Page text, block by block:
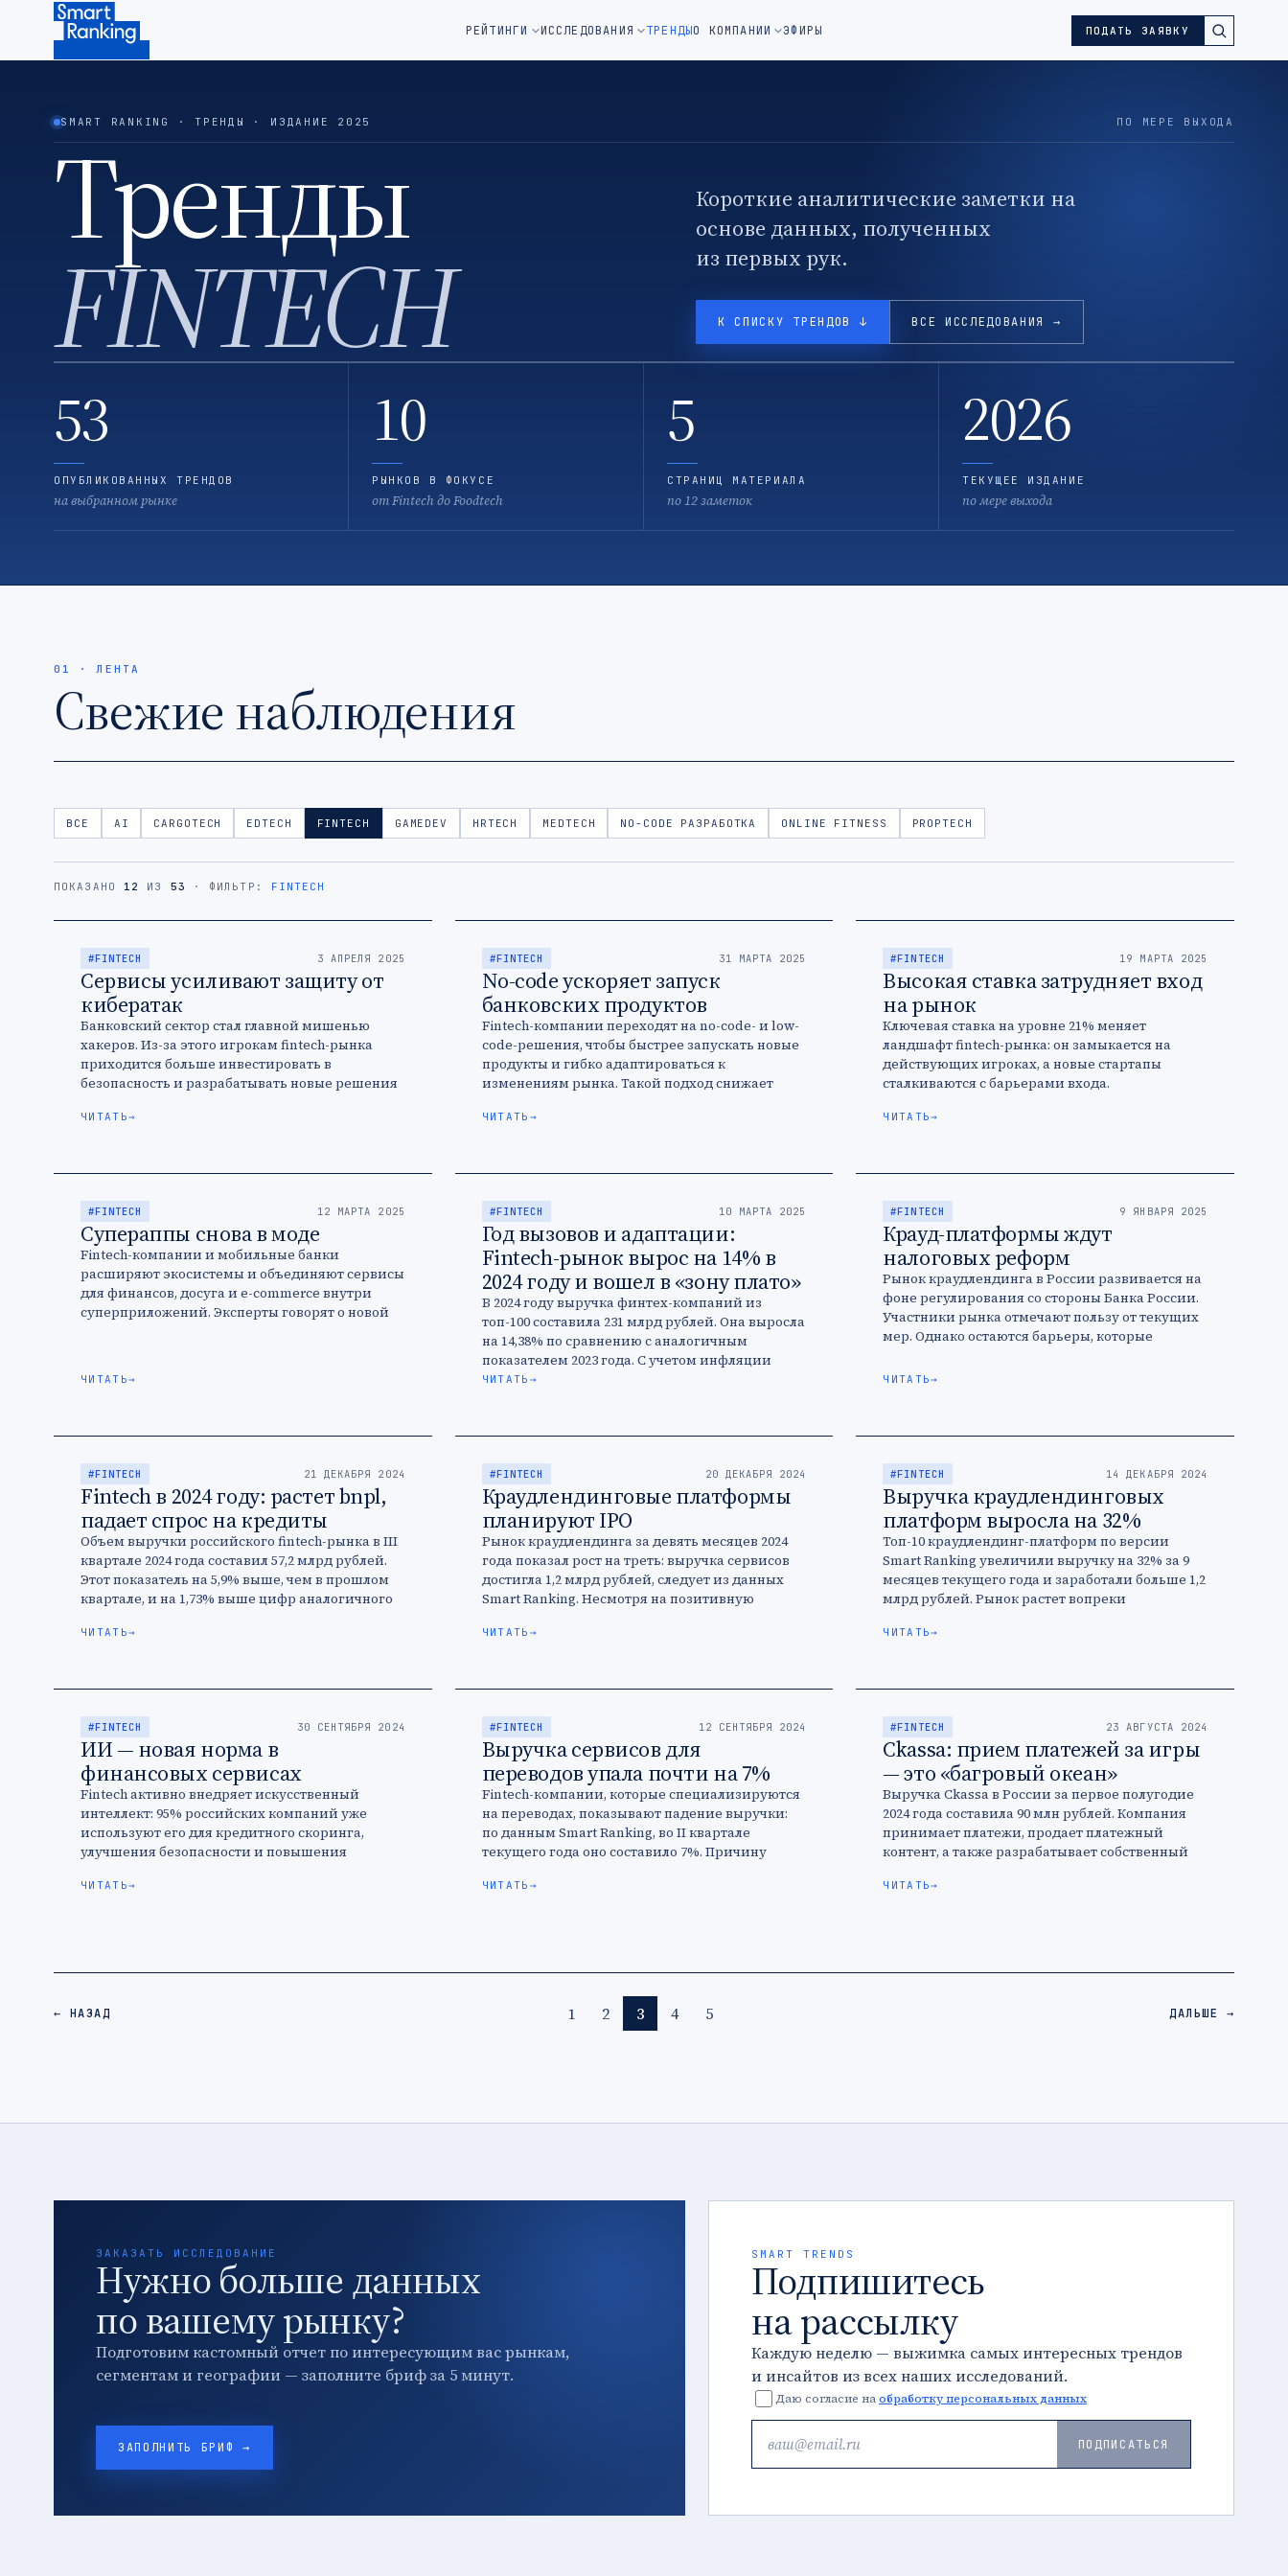
Подписаться на наш канал в Telegram (откроется в новом окне)
РЕЙТИНГИ ИССЛЕДОВАНИЯ ТРЕНДЫО КОМПАНИИ ЭФИРЫ ПОДАТЬ ЗАЯВКУ
SMART RANKING · ТРЕНДЫ · ИЗДАНИЕ 2025 ПО МЕРЕ ВЫХОДА
Тренды
FINTECH
Короткие аналитические заметки на
основе данных, полученных
из первых рук.
К СПИСКУ ТРЕНДОВ ↓ ВСЕ ИССЛЕДОВАНИЯ →
53
ОПУБЛИКОВАННЫХ ТРЕНДОВ
на выбранном рынке
10
РЫНКОВ В ФОКУСЕ
от Fintech до Foodtech
5
СТРАНИЦ МАТЕРИАЛА
по 12 заметок
2026
ТЕКУЩЕЕ ИЗДАНИЕ
по мере выхода
01 · ЛЕНТА
Свежие наблюдения
ВСЕ AI CARGOTECH EDTECH FINTECH GAMEDEV HRTECH MEDTECH NO-CODE РАЗРАБОТКА ONLINE FITNESS PROPTECH
ПОКАЗАНО 12 ИЗ 53 · ФИЛЬТР: FINTECH
#FINTECH 3 АПРЕЛЯ 2025
Сервисы усиливают защиту от
кибератак
Банковский сектор стал главной мишенью
хакеров. Из-за этого игрокам fintech-рынка
приходится больше инвестировать в
безопасность и разрабатывать новые решения
ЧИТАТЬ→
#FINTECH 31 МАРТА 2025
No-code ускоряет запуск
банковских продуктов
Fintech-компании переходят на no-code- и low-
code-решения, чтобы быстрее запускать новые
продукты и гибко адаптироваться к
изменениям рынка. Такой подход снижает
тестирование гипотез.
ЧИТАТЬ →
#FINTECH 19 МАРТА 2025
Высокая ставка затрудняет вход
на рынок
Ключевая ставка на уровне 21% меняет
ландшафт fintech-рынка: он замыкается на
действующих игроках, а новые стартапы
сталкиваются с барьерами входа.
ЧИТАТЬ→
#FINTECH 12 МАРТА 2025
Супераппы снова в моде
Fintech-компании и мобильные банки
расширяют экосистемы и объединяют сервисы
для финансов, досуга и e-commerce внутри
суперприложений. Эксперты говорят о новой
ЧИТАТЬ→
#FINTECH 10 МАРТА 2025
Год вызовов и адаптации:
Fintech-рынок вырос на 14% в
2024 году и вошел в «зону плато»
В 2024 году выручка финтех-компаний из
топ-100 составила 231 млрд рублей. Она выросла
на 14,38% по сравнению с аналогичным
показателем 2023 года. С учетом инфляции
сектор достаточно сильно снизил темпы …
ЧИТАТЬ →
#FINTECH 9 ЯНВАРЯ 2025
Крауд-платформы ждут
налоговых реформ
Рынок краудлендинга в России развивается на
фоне регулирования со стороны Банка России.
Участники рынка отмечают пользу от текущих
мер. Однако остаются барьеры, которые
платформ …
ЧИТАТЬ→
#FINTECH 21 ДЕКАБРЯ 2024
Fintech в 2024 году: растет bnpl,
падает спрос на кредиты
Объем выручки российского fintech-рынка в III
квартале 2024 года составил 57,2 млрд рублей.
Этот показатель на 5,9% выше, чем в прошлом
квартале, и на 1,73% выше цифр аналогичного
ЧИТАТЬ→
#FINTECH 20 ДЕКАБРЯ 2024
Краудлендинговые платформы
планируют IPO
Рынок краудлендинга за девять месяцев 2024
года показал рост на треть: выручка сервисов
достигла 1,2 млрд рублей, следует из данных
Smart Ranking. Несмотря на позитивную
ЧИТАТЬ →
#FINTECH 14 ДЕКАБРЯ 2024
Выручка краудлендинговых
платформ выросла на 32%
Топ-10 краудлендинг-платформ по версии
Smart Ranking увеличили выручку на 32% за 9
месяцев текущего года и заработали больше 1,2
млрд рублей. Рынок растет вопреки
большой …
ЧИТАТЬ→
#FINTECH 30 СЕНТЯБРЯ 2024
ИИ — новая норма в
финансовых сервисах
Fintech активно внедряет искусственный
интеллект: 95% российских компаний уже
используют его для кредитного скоринга,
улучшения безопасности и повышения
ЧИТАТЬ→
#FINTECH 12 СЕНТЯБРЯ 2024
Выручка сервисов для
переводов упала почти на 7%
Fintech-компании, которые специализируются
на переводах, показывают падение выручки:
по данным Smart Ranking, во II квартале
текущего года оно составило 7%. Причину
зарубежные банки боятся …
ЧИТАТЬ →
#FINTECH 23 АВГУСТА 2024
Ckassa: прием платежей за игры
— это «багровый океан»
Выручка Ckassa в России за первое полугодие
2024 года составила 90 млн рублей. Компания
принимает платежи, продает платежный
контент, а также разрабатывает собственный
Ckassa Андрей …
ЧИТАТЬ→
← НАЗАД 1 2 3 4 5 ДАЛЬШЕ →
ЗАКАЗАТЬ ИССЛЕДОВАНИЕ
Нужно больше данных
по вашему рынку?
Подготовим кастомный отчет по интересующим вас рынкам,
сегментам и географии — заполните бриф за 5 минут.
ЗАПОЛНИТЬ БРИФ →
SMART TRENDS
Подпишитесь
на рассылку
Каждую неделю — выжимка самых интересных трендов
и инсайтов из всех наших исследований.
Даю согласие наобработку персональных данных
ПОДПИСАТЬСЯ